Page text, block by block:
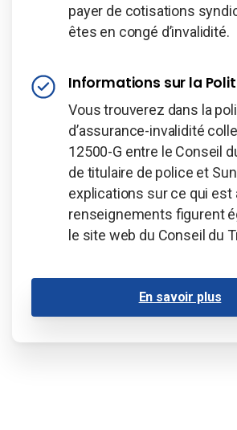
payer de cotisations
êtes en congé d’invalidité.
Informations sur la
Vous trouverez dans la
d’assurance-invalidité
12500-G entre le Conseil
de titulaire de police et
explications sur ce qui est
renseignements figurent
le site web du Conseil du
En savoir plus